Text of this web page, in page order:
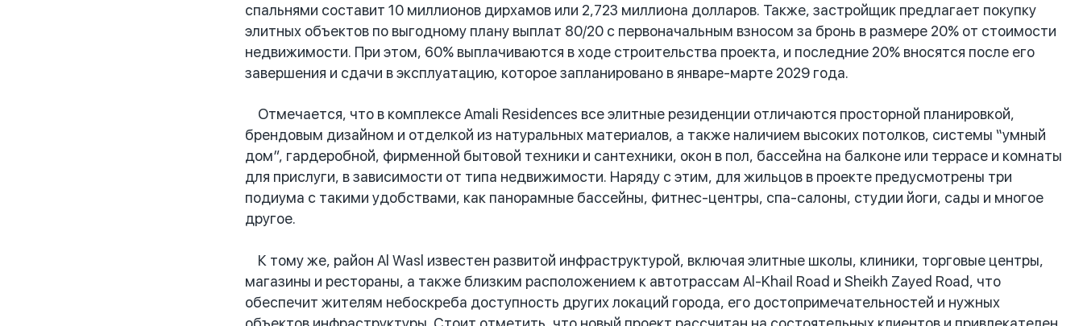
спальнями составит 10 миллионов дирхамов или 2,723 миллиона долларов. Также, застройщик предлагает покупку
элитных объектов по выгодному плану выплат 80/20 с первоначальным взносом за бронь в размере 20% от стоимости
недвижимости. При этом, 60% выплачиваются в ходе строительства проекта, и последние 20% вносятся после его
завершения и сдачи в эксплуатацию, которое запланировано в январе-марте 2029 года.
Отмечается, что в комплексе Amali Residences все элитные резиденции отличаются просторной планировкой,
брендовым дизайном и отделкой из натуральных материалов, а также наличием высоких потолков, системы “умный
дом”, гардеробной, фирменной бытовой техники и сантехники, окон в пол, бассейна на балконе или террасе и комнаты
для прислуги, в зависимости от типа недвижимости. Наряду с этим, для жильцов в проекте предусмотрены три
подиума с такими удобствами, как панорамные бассейны, фитнес-центры, спа-салоны, студии йоги, сады и многое
другое.
К тому же, район Al Wasl известен развитой инфраструктурой, включая элитные школы, клиники, торговые центры,
магазины и рестораны, а также близким расположением к автотрассам Al-Khail Road и Sheikh Zayed Road, что
обеспечит жителям небоскреба доступность других локаций города, его достопримечательностей и нужных